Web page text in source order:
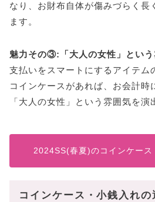
なり、お財布自体が傷みづらく長
ます。
魅力その③:「大人の女性」とい
支払いをスマートにするアイテム
コインケースがあれば、お会計時
「大人の女性」という雰囲気を演
2024SS(春夏)のコインケース
コインケース・小銭入れの